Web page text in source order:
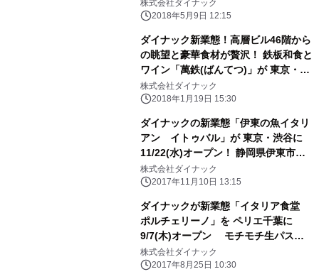
株式会社ダイナック
2018年5月9日 12:15
ダイナック新業態！高層ビル46階から
の眺望と豪華食材が贅沢！ 鉄板和食と
ワイン「萬鉄(ばんてつ)」が 東京・カ
レッタ汐留に1/29(月)オープン
株式会社ダイナック
2018年1月19日 15:30
ダイナックの新業態「伊東の魚イタリ
アン イトゥバル」が 東京・渋谷に
11/22(水)オープン！ 静岡県伊東市直
送の鮮魚を堪能！
株式会社ダイナック
2017年11月10日 13:15
ダイナックが新業態「イタリア食堂
ポルチェリーノ」を ペリエ千葉に
9/7(木)オープン モチモチ生パスタ
や肉料理が魅力のカジュアルイタリア
ン
株式会社ダイナック
2017年8月25日 10:30